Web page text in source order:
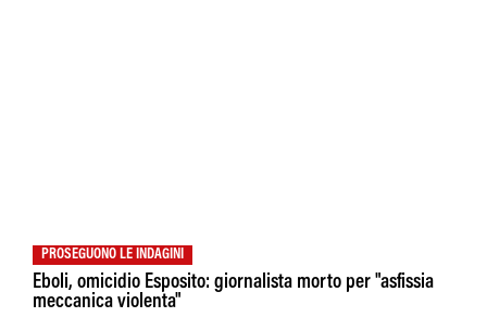
PROSEGUONO LE INDAGINI
Eboli, omicidio Esposito: giornalista morto per "asfissia
meccanica violenta"